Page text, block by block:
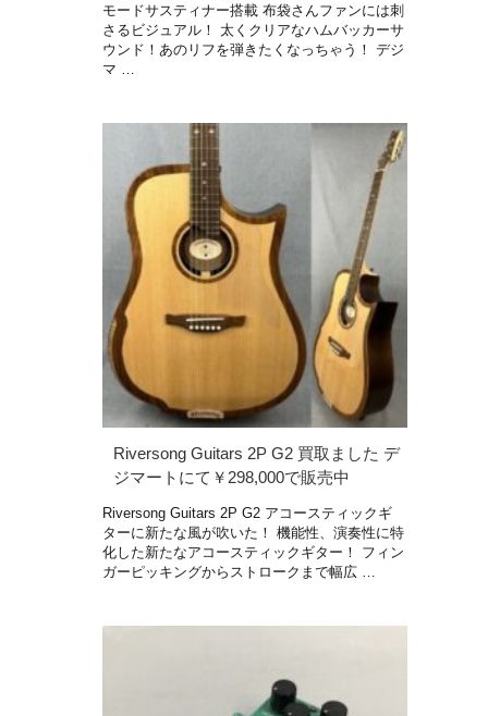
モードサスティナー搭載 布袋さんファンには刺
さるビジュアル！ 太くクリアなハムバッカーサ
ウンド！あのリフを弾きたくなっちゃう！ デジ
マ …
Riversong Guitars 2P G2 買取ました デ
ジマートにて￥298,000で販売中
Riversong Guitars 2P G2 アコースティックギ
ターに新たな風が吹いた！ 機能性、演奏性に特
化した新たなアコースティックギター！ フィン
ガーピッキングからストロークまで幅広 …